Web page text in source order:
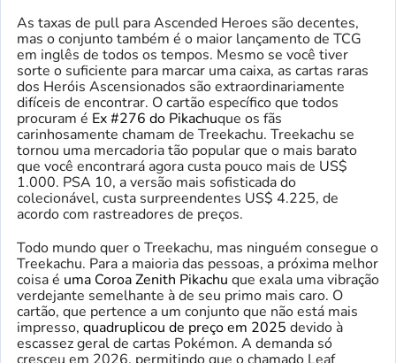
As taxas de pull para Ascended Heroes são decentes,
mas o conjunto também é o maior lançamento de TCG
em inglês de todos os tempos. Mesmo se você tiver
sorte o suficiente para marcar uma caixa, as cartas raras
dos Heróis Ascensionados são extraordinariamente
difíceis de encontrar. O cartão específico que todos
procuram é Ex #276 do Pikachuque os fãs
carinhosamente chamam de Treekachu. Treekachu se
tornou uma mercadoria tão popular que o mais barato
que você encontrará agora custa pouco mais de US$
1.000. PSA 10, a versão mais sofisticada do
colecionável, custa surpreendentes US$ 4.225, de
acordo com rastreadores de preços.
Todo mundo quer o Treekachu, mas ninguém consegue o
Treekachu. Para a maioria das pessoas, a próxima melhor
coisa é uma Coroa Zenith Pikachu que exala uma vibração
verdejante semelhante à de seu primo mais caro. O
cartão, que pertence a um conjunto que não está mais
impresso, quadruplicou de preço em 2025 devido à
escassez geral de cartas Pokémon. A demanda só